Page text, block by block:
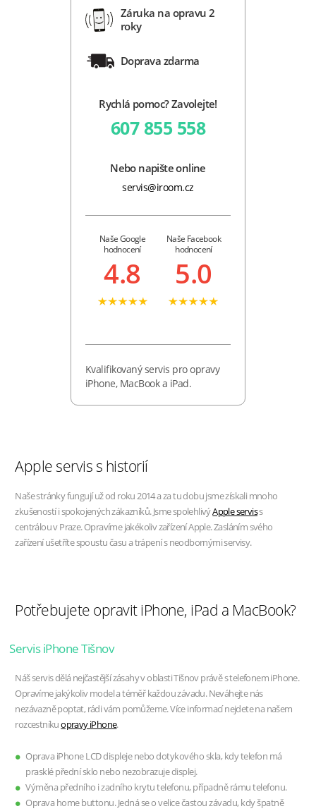
Záruka na opravu 2
roky
Doprava zdarma
Rychlá pomoc? Zavolejte!
607 855 558
Nebo napište online
servis@iroom.cz
Naše Google
hodnocení
4.8
Naše Facebook
hodnocení
5.0
Kvalifikovaný servis pro opravy
iPhone, MacBook a iPad.
Apple servis s historií
Naše stránky fungují už od roku 2014 a za tu dobu jsme získali mnoho
zkušeností i spokojených zákazníků. Jsme spolehlivýApple serviss
centrálou v Praze. Opravíme jakékoliv zařízení Apple. Zasláním svého
zařízení ušetříte spoustu času a trápení s neodbornými servisy.
Potřebujete opravit iPhone, iPad a MacBook?
Servis iPhone Tišnov
Náš servis dělá nejčastější zásahy v oblasti Tišnov právě s telefonem iPhone.
Opravíme jakýkoliv model a téměř každou závadu. Neváhejte nás
nezávazně poptat, rádi vám pomůžeme. Více informací nejdete na našem
rozcestníkuopravy iPhone.
Oprava iPhone LCD displeje nebo dotykového skla, kdy telefon má
prasklé přední sklo nebo nezobrazuje displej.
Výměna předního i zadního krytu telefonu, případně rámu telefonu.
Oprava home buttonu. Jedná se o velice častou závadu, kdy špatně